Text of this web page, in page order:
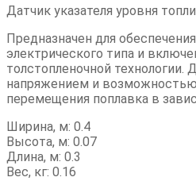
Датчик указателя уровня
Предназначен для
электрического типа и
толстопленочной
напряжением и возможностью
перемещения поплавка в
Ширина, м: 0.4
Высота, м: 0.07
Длина, м: 0.3
Вес, кг: 0.16